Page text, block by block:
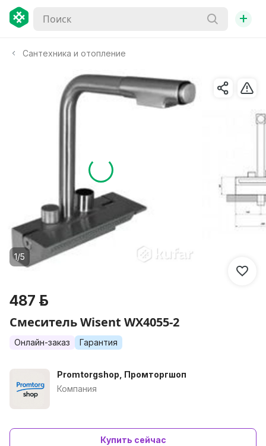
+
Сантехника и отопление
1/5
487 р.
Смеситель Wisent WX4055-2
Онлайн-заказ Гарантия
Promtorgshop, Промторгшоп
Компания
Купить сейчас